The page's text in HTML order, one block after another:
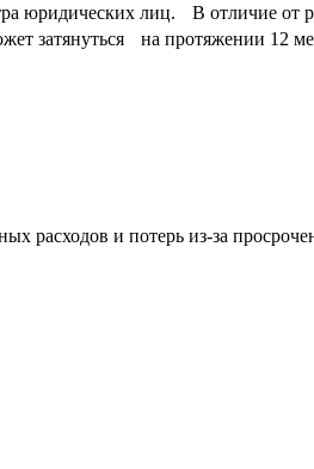
юридических лиц. В отличие от
затянуться на протяжении 12
расходов и потерь из-за